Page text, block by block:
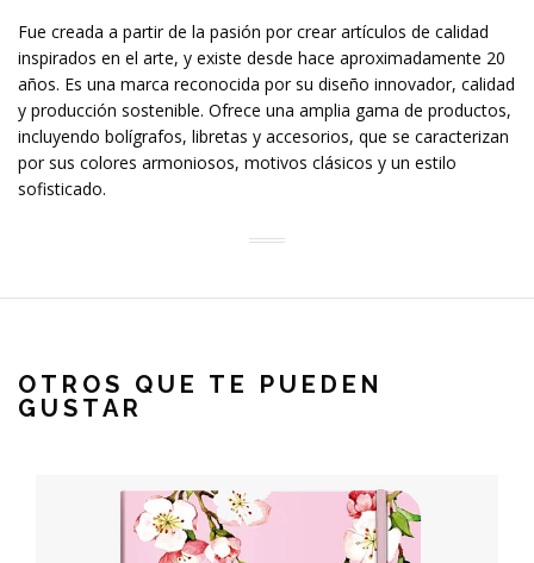
Fue creada a partir de la pasión por crear artículos de calidad
inspirados en el arte, y existe desde hace aproximadamente 20
años. Es una marca reconocida por su diseño innovador, calidad
y producción sostenible. Ofrece una amplia gama de productos,
incluyendo bolígrafos, libretas y accesorios, que se caracterizan
por sus colores armoniosos, motivos clásicos y un estilo
sofisticado.
OTROS QUE TE PUEDEN
GUSTAR